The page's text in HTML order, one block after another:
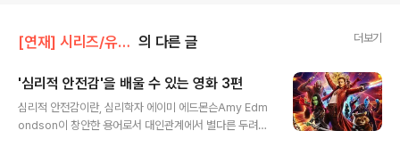
[연재] 시리즈/유정식의 경영일기 의 다른 글 더보기
'심리적 안전감'을 배울 수 있는 영화 3편
심리적 안전감이란, 심리학자 에이미 에드몬슨Amy Edm
ondson이 창안한 용어로서 대인관계에서 별다른 두려움